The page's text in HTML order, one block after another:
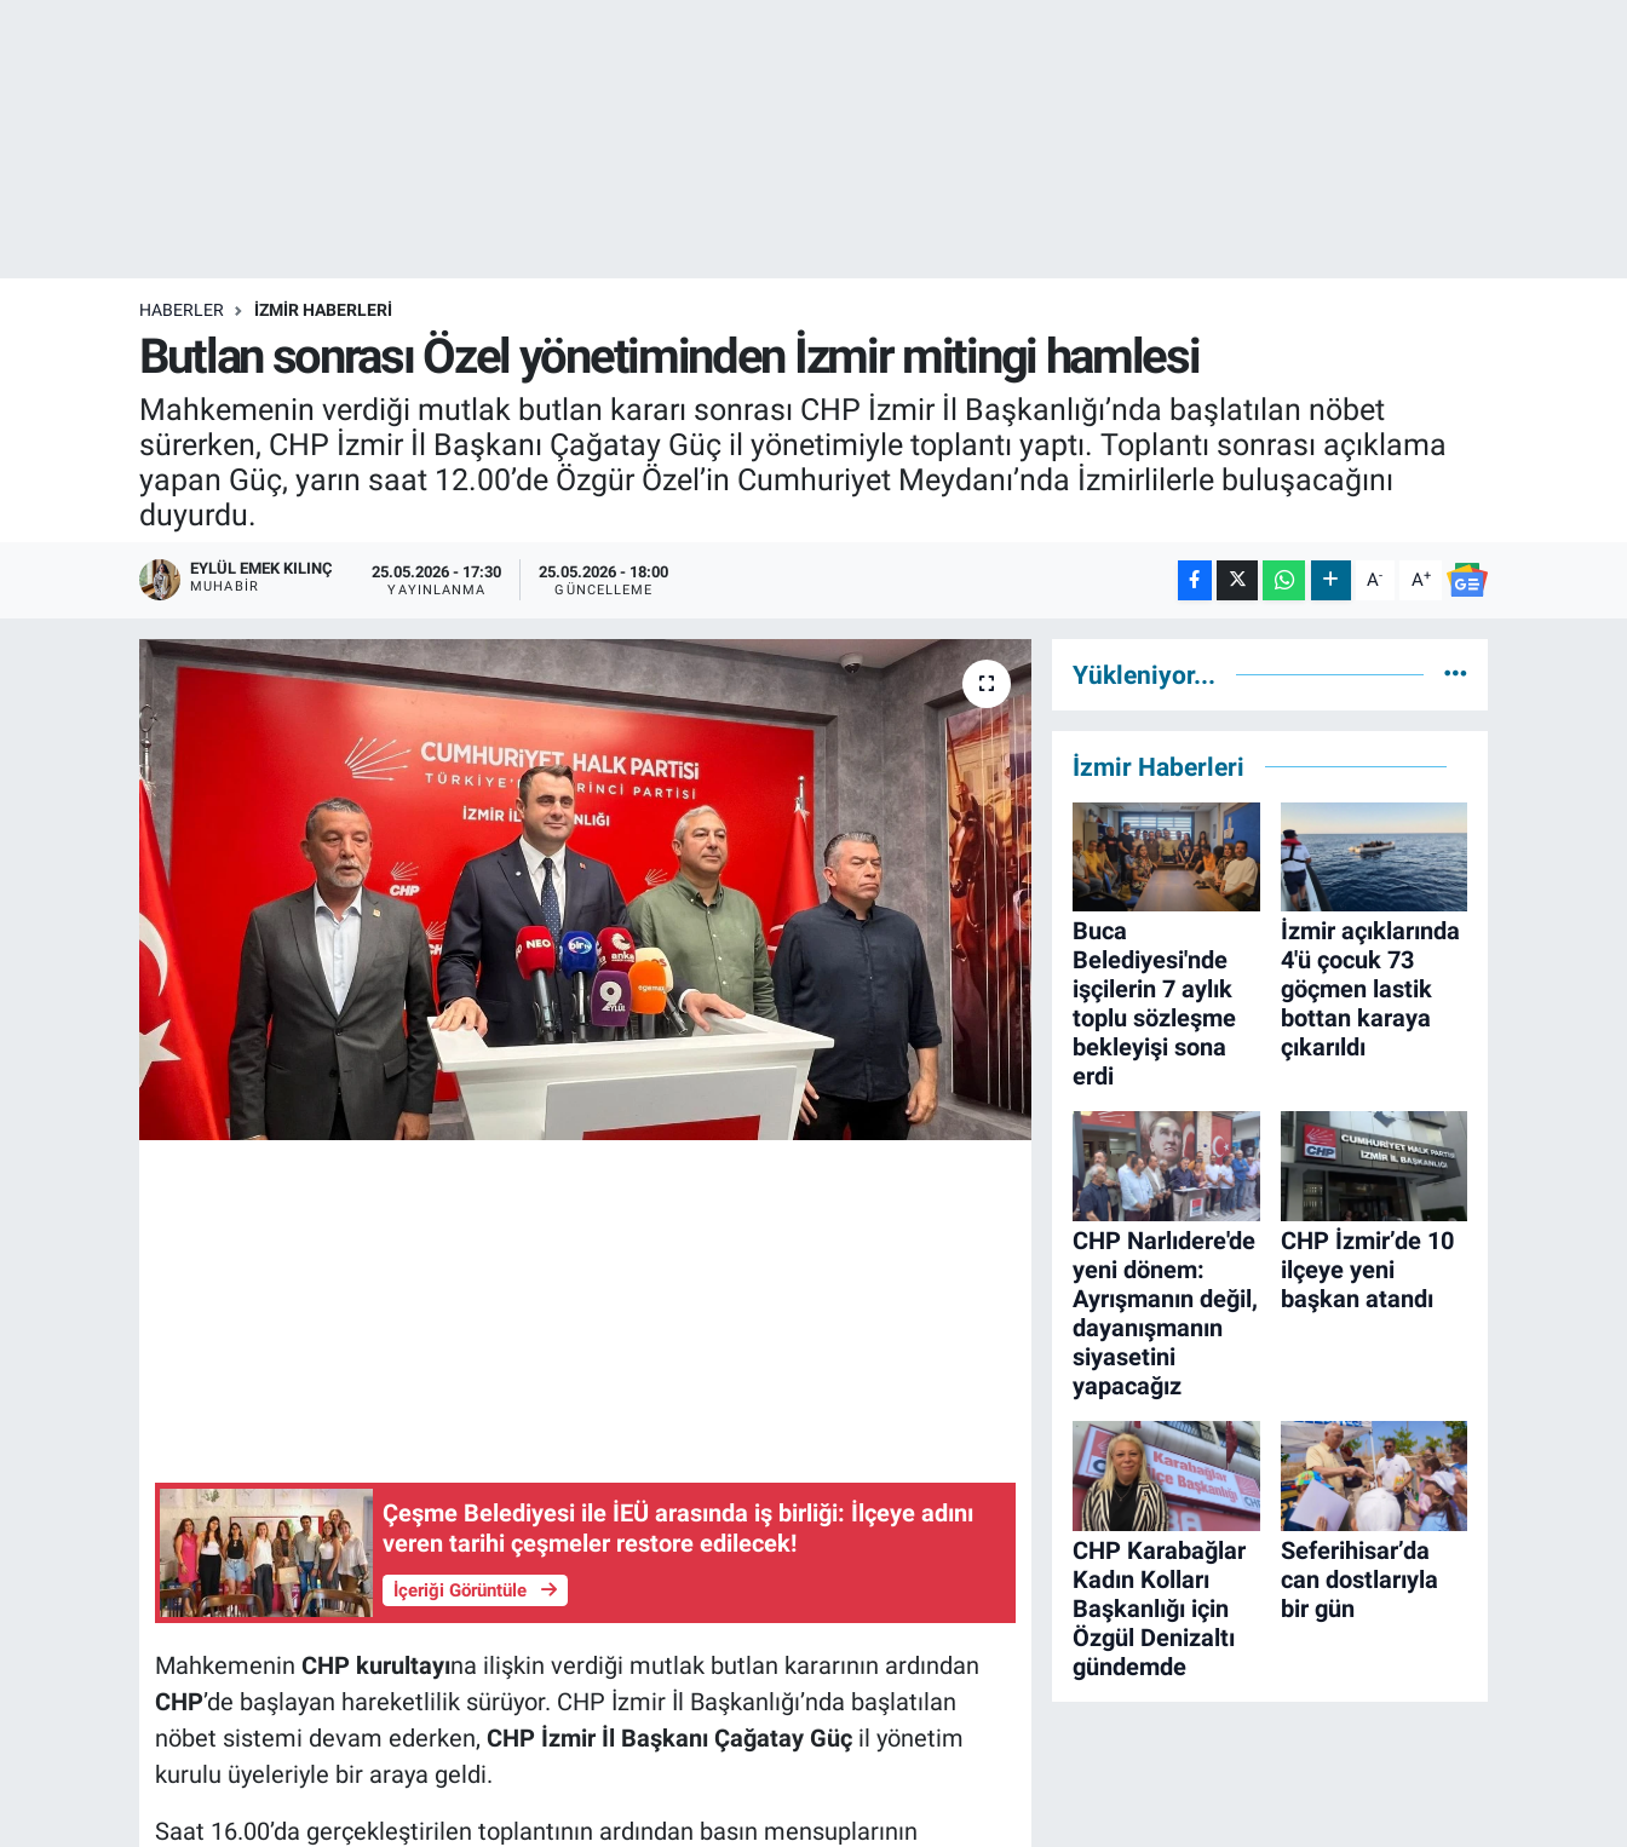
HABERLER İZMİR HABERLERİ
Butlan sonrası Özel yönetiminden İzmir mitingi hamlesi
Mahkemenin verdiği mutlak butlan kararı sonrası CHP İzmir İl Başkanlığı’nda başlatılan nöbet
sürerken, CHP İzmir İl Başkanı Çağatay Güç il yönetimiyle toplantı yaptı. Toplantı sonrası açıklama
yapan Güç, yarın saat 12.00’de Özgür Özel’in Cumhuriyet Meydanı’nda İzmirlilerle buluşacağını
duyurdu.
EYLÜL EMEK KILINÇ
MUHABIR
25.05.2026 - 17:30
YAYINLANMA
25.05.2026 - 18:00
GÜNCELLEME A- A+
Çeşme Belediyesi ile İEÜ arasında iş birliği: İlçeye adını
veren tarihi çeşmeler restore edilecek!
İçeriği Görüntüle
Mahkemenin CHP kurultayına ilişkin verdiği mutlak butlan kararının ardından
CHP’de başlayan hareketlilik sürüyor. CHP İzmir İl Başkanlığı’nda başlatılan
nöbet sistemi devam ederken, CHP İzmir İl Başkanı Çağatay Güçil yönetim
kurulu üyeleriyle bir araya geldi.
Saat 16.00’da gerçekleştirilen toplantının ardından basın mensuplarının
Yükleniyor...
İzmir Haberleri
Buca
Belediyesi'nde
işçilerin 7 aylık
toplu sözleşme
bekleyişi sona
erdi
İzmir açıklarında
4'ü çocuk 73
göçmen lastik
bottan karaya
çıkarıldı
CHP Narlıdere'de
yeni dönem:
Ayrışmanın değil,
dayanışmanın
siyasetini
yapacağız
CHP İzmir’de 10
ilçeye yeni
başkan atandı
CHP Karabağlar
Kadın Kolları
Başkanlığı için
Özgül Denizaltı
gündemde
Seferihisar’da
can dostlarıyla
bir gün